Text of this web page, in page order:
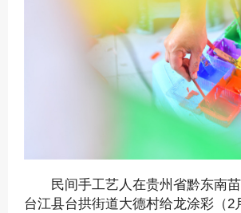
民间手工艺人在贵州省黔东南苗
台江县台拱街道大德村给龙涂彩（2